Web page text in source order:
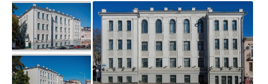
Музеи
Замки и дворцы
Военная история
Гражданская архитектура
Спортивные сооружения